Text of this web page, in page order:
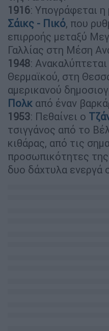
1916: Υπογράφεται η
Σάικς - Πικό, που
επιρροής μεταξύ
Γαλλίας στη Μέση
1948:
Θερμαϊκού, στη
αμερικανού
Πολκ από έναν
1953: Πεθαίνει ο
τσιγγάνος από το
κιθάρας, από τις
προσωπικότητες
δυο δάχτυλα ενεργά